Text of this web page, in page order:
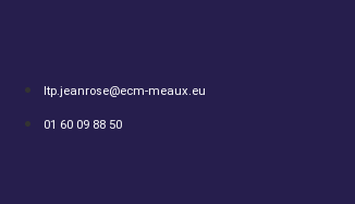
ltp.jeanrose@ecm-meaux.eu
01 60 09 88 50